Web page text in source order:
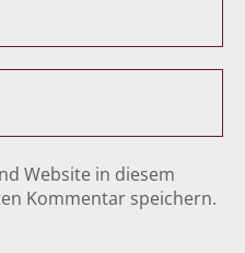
Website in diesem
Kommentar speichern.